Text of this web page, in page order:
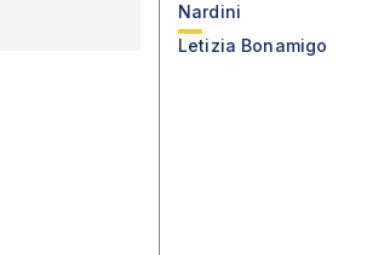
Nardini
Letizia Bonamigo